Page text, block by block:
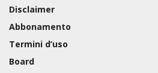
Disclaimer
Abbonamento
Termini d’uso
Board